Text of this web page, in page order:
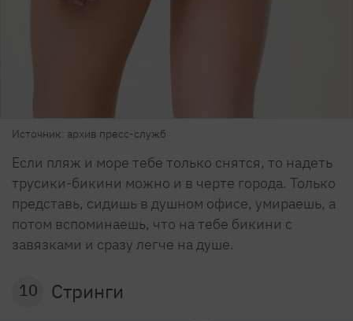
Источник: архив пресс-служб
Если пляж и море тебе только снятся, то надеть
трусики-бикини можно и в черте города. Только
представь, сидишь в душном офисе, умираешь, а
потом вспоминаешь, что на тебе бикини с
завязками и сразу легче на душе.
10 Стринги